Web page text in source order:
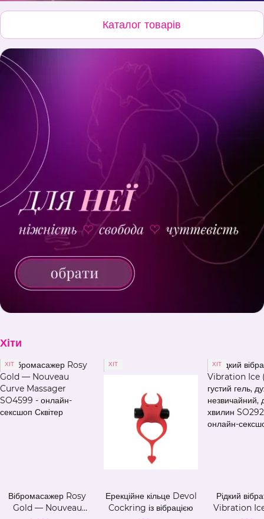
Каталог товарів
Хіти
ХІТ
Вібромасажер Rosy
Gold — Nouveau
ХІТ
Ерекційне кільце Devol
Cockring із вібрацією
ХІТ
Рідкий
Vibration